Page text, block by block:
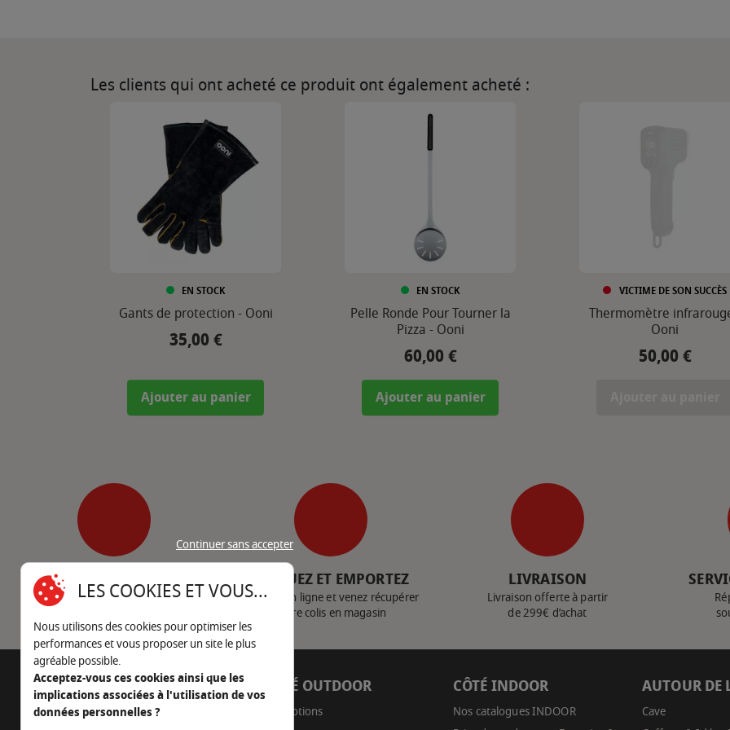
Les clients qui ont acheté ce produit ont également acheté :
EN STOCK
Gants de protection - Ooni
Prix
35,00 €
Ajouter au panier
EN STOCK
Pelle Ronde Pour Tourner la
Pizza - Ooni
Prix
60,00 €
Ajouter au panier
VICTIME DE SON SUCCÈS
Thermomètre
Ooni
Prix
50,00 €
SERVICE CLIENT
Nous contacter
CLIQUEZ ET EMPORTEZ
Achetez en ligne et venez récupérer
votre colis en magasin
LIVRAISON
Livraison offerte à partir
de 299€ d’achat
AUTOUR DU FEU
05 45 22 98 09
CÔTÉ OUTDOOR
Promotions
CÔTÉ INDOOR
Nos catalogues INDOOR
AUTOUR DE
Cave
Continuer sans accepter
LES COOKIES ET VOUS...
Nous utilisons des cookies pour optimiser les
performances et vous proposer un site le plus
agréable possible.
Acceptez-vous ces cookies ainsi que les
implications associées à l'utilisation de vos
données personnelles ?